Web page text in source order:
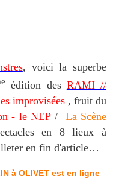
, voici la superbe
édition des RAMI //
improvisées , fruit du
- le NEP/ La Scène
en 8 lieux à
en fin d'article…
à OLIVET est en ligne